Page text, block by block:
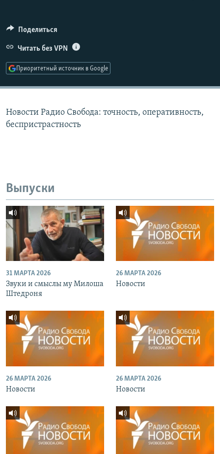
ПОДПИШИТЕСЬ НА РАССЫЛКУ
СОЦИАЛЬНЫЕ СЕТИ
Поделиться
Читать без VPN
Приоритетный источник в Google
Новости Радио Свобода: точность, оперативность,
беспристрастность
Выпуски
31 МАРТА 2026
Звуки и смыслы му Милоша
Штедроня
26 МАРТА 2026
Новости
26 МАРТА 2026
Новости
26 МАРТА 2026
Новости